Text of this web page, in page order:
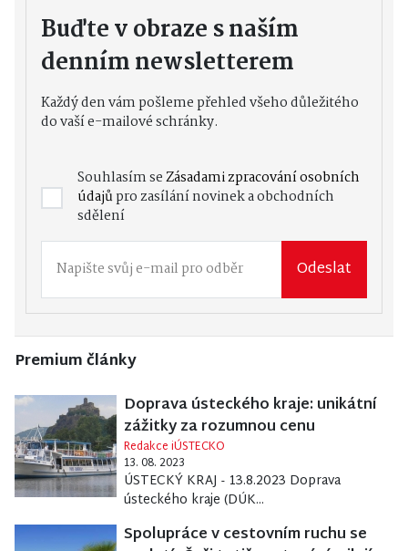
Buďte v obraze s naším
denním newsletterem
Každý den vám pošleme přehled všeho důležitého
do vaší e-mailové schránky.
Souhlasím seZásadami zpracování osobních
údajůpro zasílání novinek a obchodních
sdělení
Odeslat
Premium články
Doprava ústeckého kraje: unikátní
zážitky za rozumnou cenu
Redakce iÚSTECKO
13. 08. 2023
ÚSTECKÝ KRAJ - 13.8.2023 Doprava
ústeckého kraje (DÚK...
Spolupráce v cestovním ruchu se